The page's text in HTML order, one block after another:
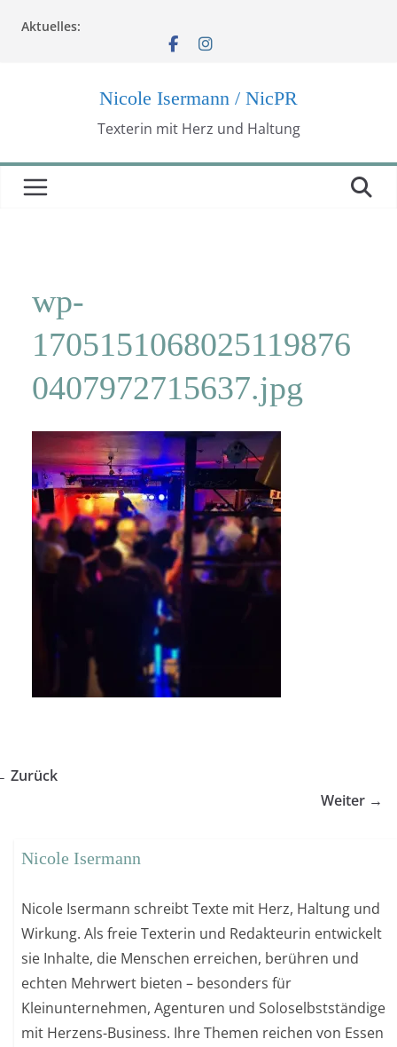
Inhalt
Aktuelles:
Nicole Isermann / NicPR
Texterin mit Herz und Haltung
wp-
1705151068025119876
0407972715637.jpg
Zurück
Weiter →
Nicole Isermann
Nicole Isermann schreibt Texte mit Herz, Haltung und
Wirkung. Als freie Texterin und Redakteurin entwickelt
sie Inhalte, die Menschen erreichen, berühren und
echten Mehrwert bieten – besonders für
Kleinunternehmen, Agenturen und Soloselbstständige
mit Herzens-Business. Ihre Themen reichen von Essen